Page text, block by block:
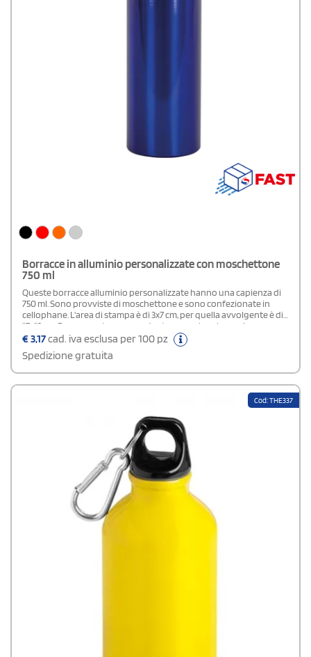
Borracce in alluminio personalizzate con moschettone
750 ml
Queste borracce alluminio personalizzate hanno una capienza di
750 ml. Sono provviste di moschettone e sono confezionate in
cellophane. L'area di stampa è di 3x7 cm, per quella avvolgente è di
17x13 cm. Rappresentano un gadget promozionale prezioso per
negozi di articoli sportivi, palestre o aziende.Possibilità di acquisto
€3,17cad. iva esclusa per 100 pz
Spedizione gratuita
Cod: THE337